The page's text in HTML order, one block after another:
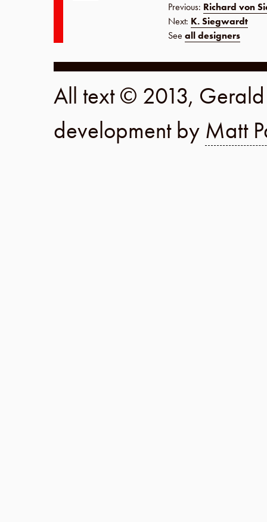
Previous: Richard von
Next: K. Siegwardt
See all designers
All text © 2013,
development by Matt